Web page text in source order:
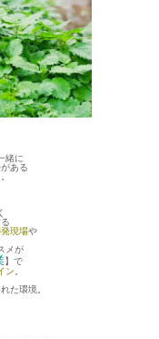
緒に
ある
発現場や
メが
】で
ン
た環境。